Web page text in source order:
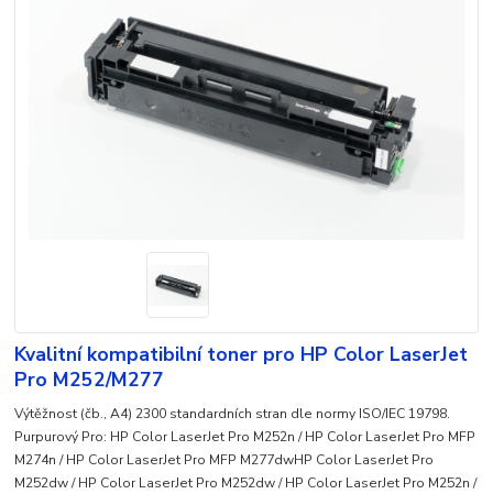
Kvalitní kompatibilní toner pro HP Color LaserJet
Pro M252/M277
Výtěžnost (čb., A4) 2300 standardních stran dle normy ISO/IEC 19798.
Purpurový Pro: HP Color LaserJet Pro M252n / HP Color LaserJet Pro MFP
M274n / HP Color LaserJet Pro MFP M277dwHP Color LaserJet Pro
M252dw / HP Color LaserJet Pro M252dw / HP Color LaserJet Pro M252n /